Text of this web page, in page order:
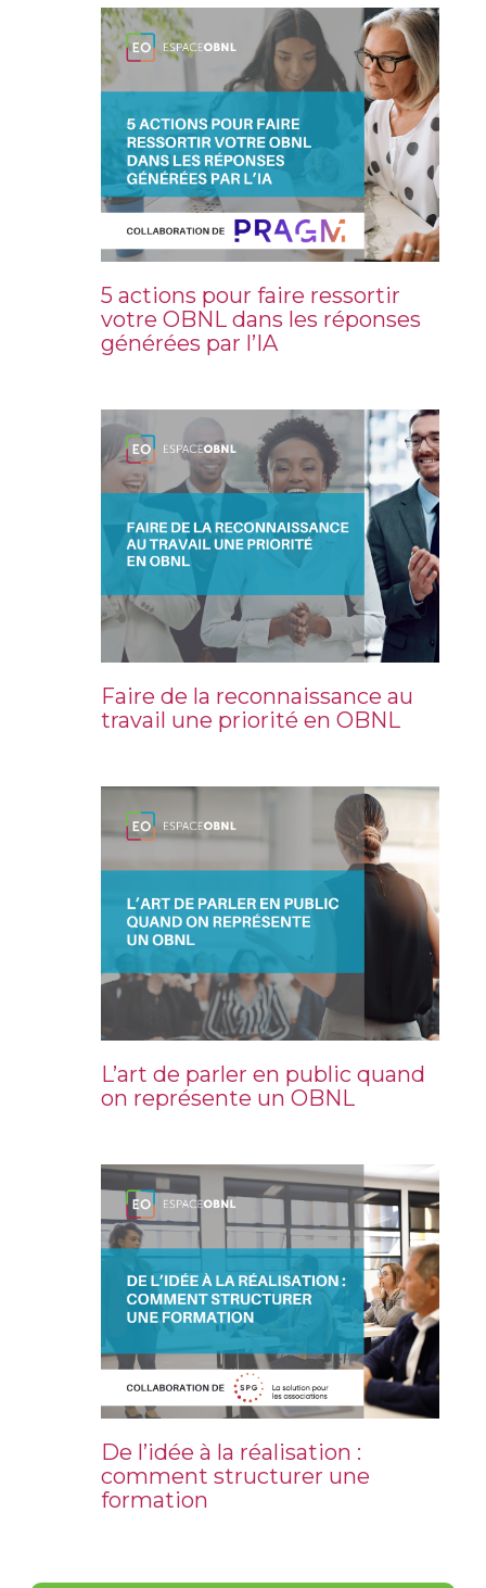
5 actions pour faire ressortir
votre OBNL dans les réponses
générées par l’IA
Faire de la reconnaissance au
travail une priorité en OBNL
L’art de parler en public quand
on représente un OBNL
De l’idée à la réalisation :
comment structurer une
formation